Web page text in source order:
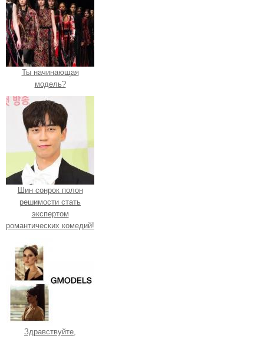
Ты начинающая
модель?
Шин сонрок полон
решимости стать
экспертом
романтических комедий!
Здравствуйте,